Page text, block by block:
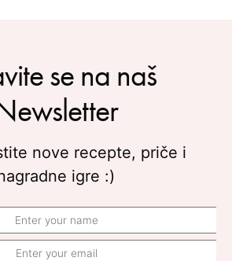
se na naš
nove recepte, priče i
igre :)